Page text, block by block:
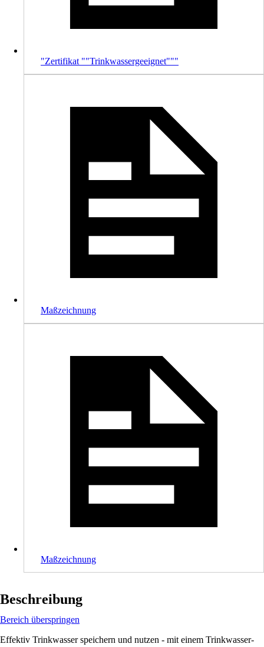
"Zertifikat ""Trinkwassergeeignet"""
Maßzeichnung
Maßzeichnung
Beschreibung
Bereich überspringen
Effektiv Trinkwasser speichern und nutzen - mit einem Trinkwasser-